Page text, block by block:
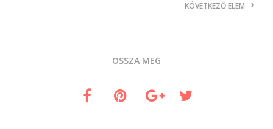
KÖVETKEZŐ ELEM
OSSZA MEG